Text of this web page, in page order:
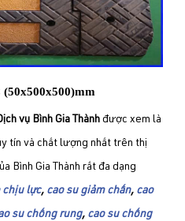
vụ Bình Gia Thành được xem là
tín và chất lượng nhất trên thị
Bình Gia Thành rất đa dạng
chịu lực, cao su giảm chấn, cao
su chống rung, cao su chống